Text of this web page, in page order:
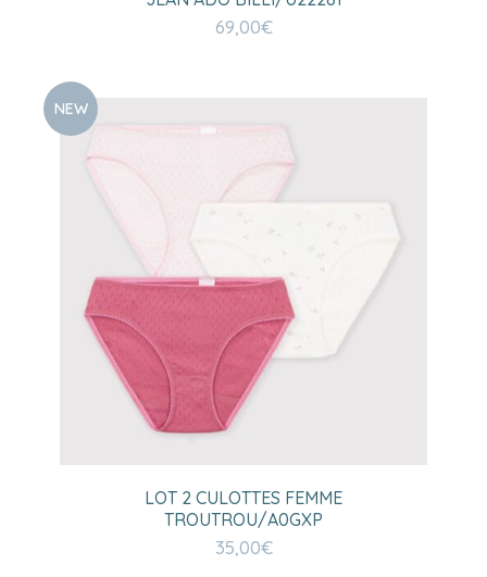
69,00€
LOT 2 CULOTTES FEMME
TROUTROU/A0GXP
35,00€
NEW